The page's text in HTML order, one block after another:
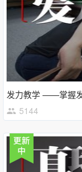
发力教学 ——掌握
5144